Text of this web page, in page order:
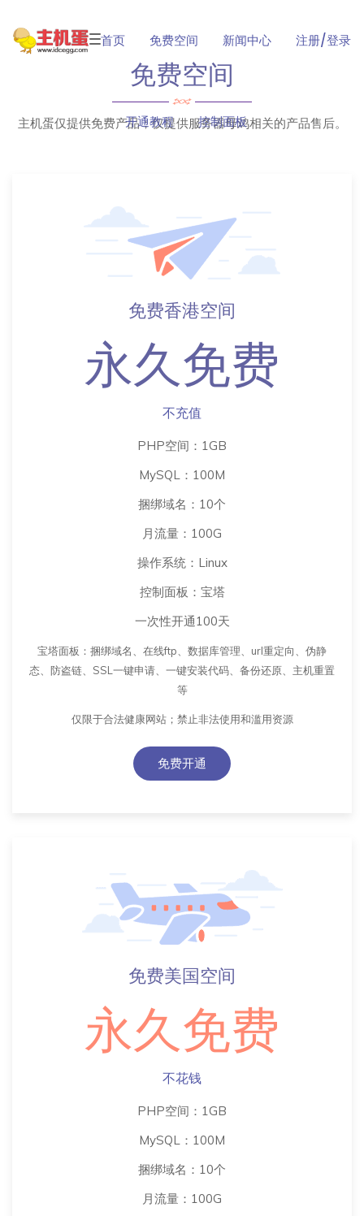
首页 免费空间 新闻中心 注册/登录
开通教程 控制面板
免费空间
主机蛋仅提供免费产品；仅提供服务器母鸡相关的产品售后。
免费香港空间
永久免费
不充值
PHP空间：1GB
MySQL：100M
捆绑域名：10个
月流量：100G
操作系统：Linux
控制面板：宝塔
一次性开通100天
宝塔面板：捆绑域名、在线ftp、数据库管理、url重定向、伪静
态、防盗链、SSL一键申请、一键安装代码、备份还原、主机重置
等
仅限于合法健康网站；禁止非法使用和滥用资源
免费开通
免费美国空间
永久免费
不花钱
PHP空间：1GB
MySQL：100M
捆绑域名：10个
月流量：100G